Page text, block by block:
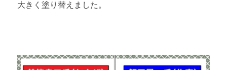
大きく塗り替えました。